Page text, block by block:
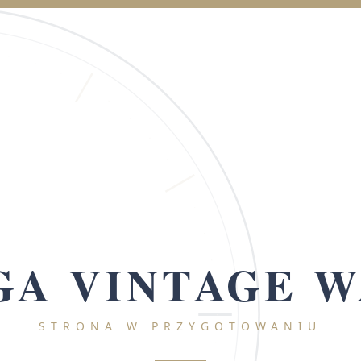
VINTAGE
STRONA W PRZYGOTOWANIU